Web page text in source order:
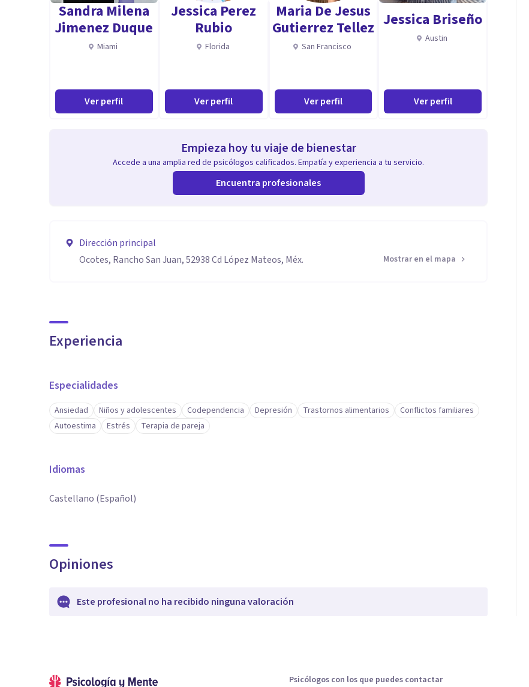
Sandra Milena
Jimenez Duque
Miami
Ver perfil
Jessica Perez
Rubio
Florida
Ver perfil
Maria De Jesus
Gutierrez Tellez
San Francisco
Ver perfil
Jessica Briseño
Austin
Ver perfil
Empieza hoy tu viaje de bienestar
Accede a una amplia red de psicólogos calificados. Empatía y experiencia a tu servicio.
Encuentra profesionales
Dirección principal
Ocotes, Rancho San Juan, 52938 Cd López Mateos, Méx.
Mostrar en el mapa
Experiencia
Especialidades
Ansiedad Niños y adolescentes Codependencia Depresión Trastornos alimentarios
Conflictos familiares
Autoestima
Estrés Terapia de pareja
Idiomas
Castellano (Español)
Opiniones
Este profesional no ha recibido ninguna valoración
Psicólogos con los que puedes contactar